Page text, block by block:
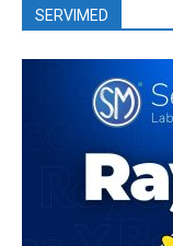
SERVIMED